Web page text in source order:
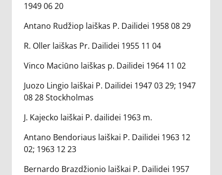
1949 06 20
Antano Rudžiop laiškas P. Dailidei 1958 08 29
R. Oller laiškas Pr. Dailidei 1955 11 04
Vinco Maciūno laiškas p. Dailidei 1964 11 02
Juozo Lingio laiškai P. Dailidei 1947 03 29; 1947
08 28 Stockholmas
J. Kajecko laiškai P. dailidei 1963 m.
Antano Bendoriaus laiškai P. Dailidei 1963 12
02; 1963 12 23
Bernardo Brazdžionio laiškai P. Dailidei 1957